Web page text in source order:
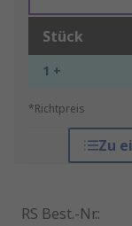
Stück
1 +
*Richtpreis
Zu
RS Best.-Nr.: